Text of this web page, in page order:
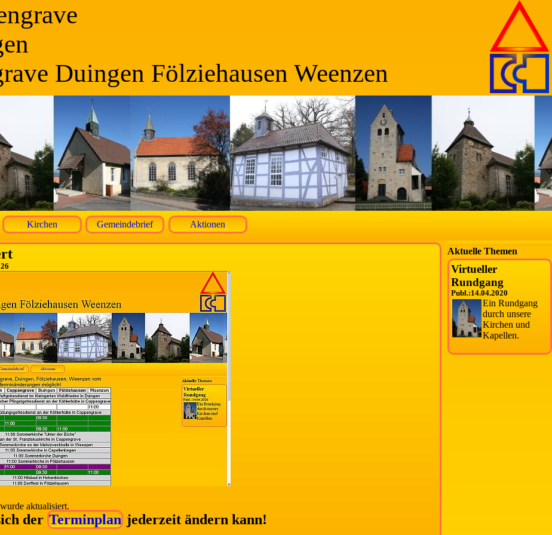
Duingen Fölziehausen Weenzen
Kirchen Gemeindebrief Aktionen
Aktuelle Themen
Virtueller
Rundgang
Publ.:14.04.2020
Ein Rundgang
durch unsere
Kirchen und
Kapellen.
aktualisiert.
derTerminplan jederzeit ändern kann!